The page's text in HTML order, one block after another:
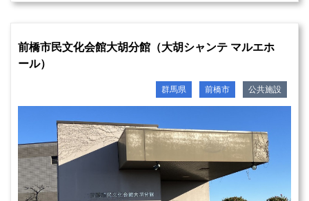
前橋市民文化会館大胡分館（大胡シャンテ マルエホ
ール）
群馬県 前橋市 公共施設